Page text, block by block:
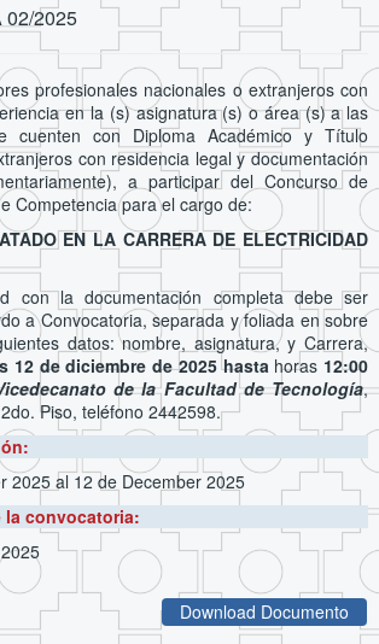
02/2025
profesionales nacionales o extranjeros con
en la (s) asignatura (s) o área (s) a las
cuenten con Diploma Académico y Título
con residencia legal y documentación
a participar del Concurso de
Competencia para el cargo de:
EN LA CARRERA DE ELECTRICIDAD
con la documentación completa debe ser
a Convocatoria, separada y foliada en sobre
datos: nombre, asignatura, y Carrera,
12 de diciembre de 2025 hasta horas 12:00
de la Facultad de Tecnología,
Piso, teléfono 2442598.
2025 al 12 de December 2025
la convocatoria:
Download Documento